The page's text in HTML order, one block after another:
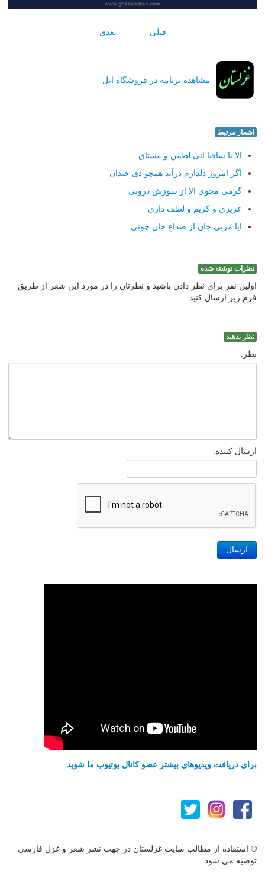
قبلی بعدی
مشاهده برنامه در فروشگاه اپل
اشعار مرتبط
الا یا ساقیا انی لظمن و مشتاق
اگر امروز دلدارم درآید همچو دی خندان
گرمی مجوی الا از سوزش درونی
عزیزی و كریم و لطف داری
ایا مربی جان از صداع جان چونی
نظرات نوشته شده
اولین نفر برای نظر دادن باشید و نظرتان را در مورد این شعر از طریق
فرم زیر ارسال کنید.
نظر بدهید
نظر:
ارسال کننده:
ارسال
برای دریافت ویدیوهای بیشتر عضو کانال یوتیوب ما شوید
© استفاده از مطالب سایت غزلستان در جهت نشر شعر و غزل فارسی
توصیه می شود.